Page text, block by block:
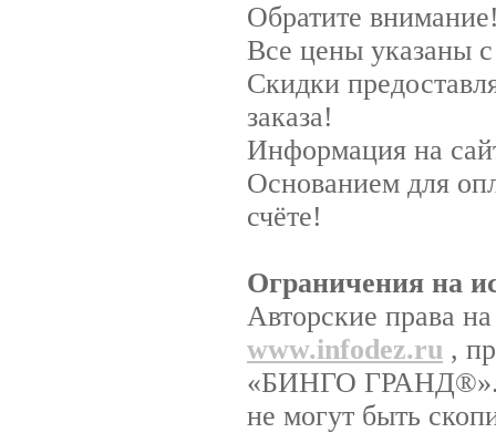
Обратите
Все цены указаны
Скидки
заказа!
Информация на
Основанием для
счёте!
Ограничения на
Авторские права
www.infodez.ru ,
«БИНГО ГРАНД®».
не могут быть